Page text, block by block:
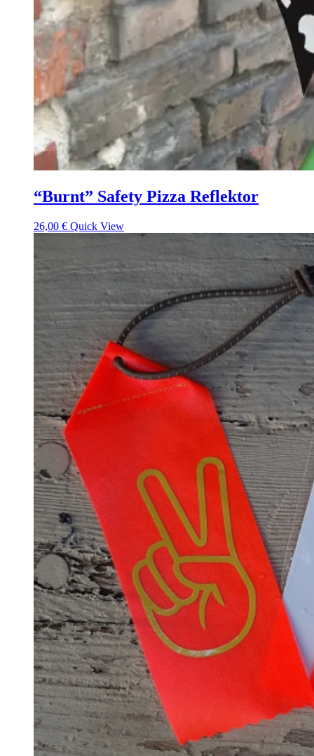
“Burnt” Safety Pizza Reflektor
26,00 € Quick View